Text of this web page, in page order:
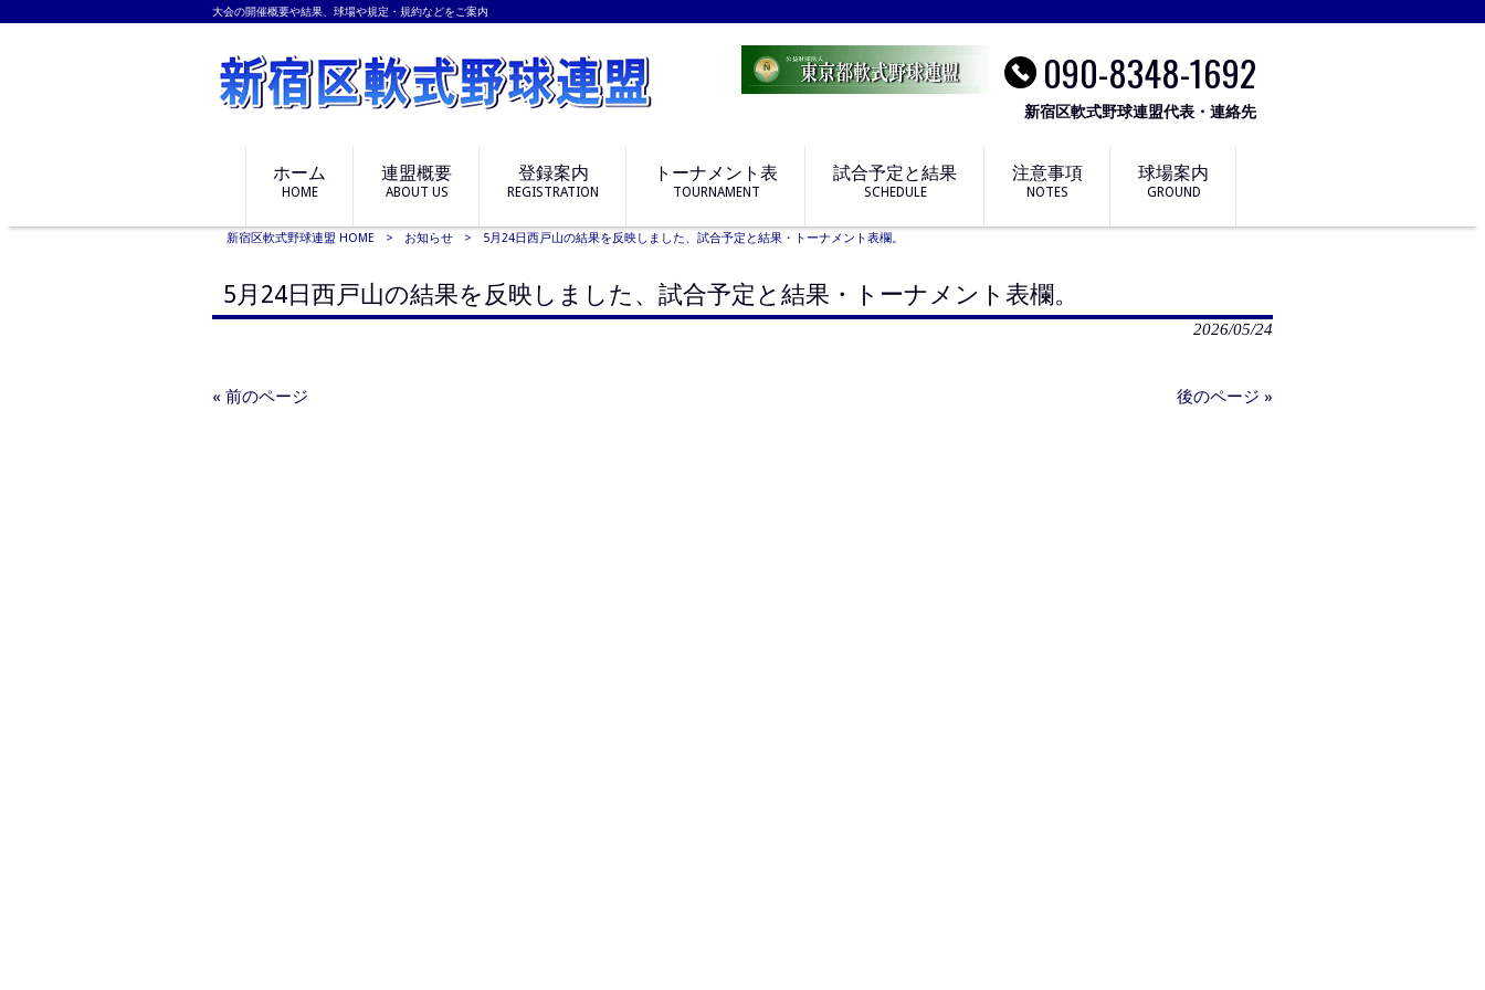
大会の開催概要や結果、球場や規定・規約などをご案内
090-8348-1692
新宿区軟式野球連盟代表・連絡先
ホーム
HOME
連盟概要
ABOUT US
登録案内
REGISTRATION
トーナメント表
TOURNAMENT
試合予定と結果
SCHEDULE
注意事項
NOTES
球場案内
GROUND
新宿区軟式野球連盟 HOME > お知らせ > 5月24日西戸山の結果を反映しました、試合予定と結果・トーナメント表欄。
5月24日西戸山の結果を反映しました、試合予定と結果・トーナメント表欄。
2026/05/24
« 前のページ 後のページ »